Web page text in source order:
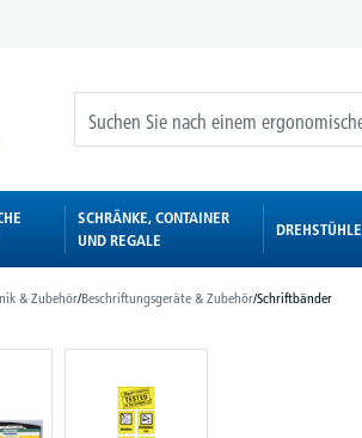
SCHRÄNKE, CONTAINER
UND REGALE
DREHSTÜHLE
& Zubehör/Beschriftungsgeräte & Zubehör/Schriftbänder